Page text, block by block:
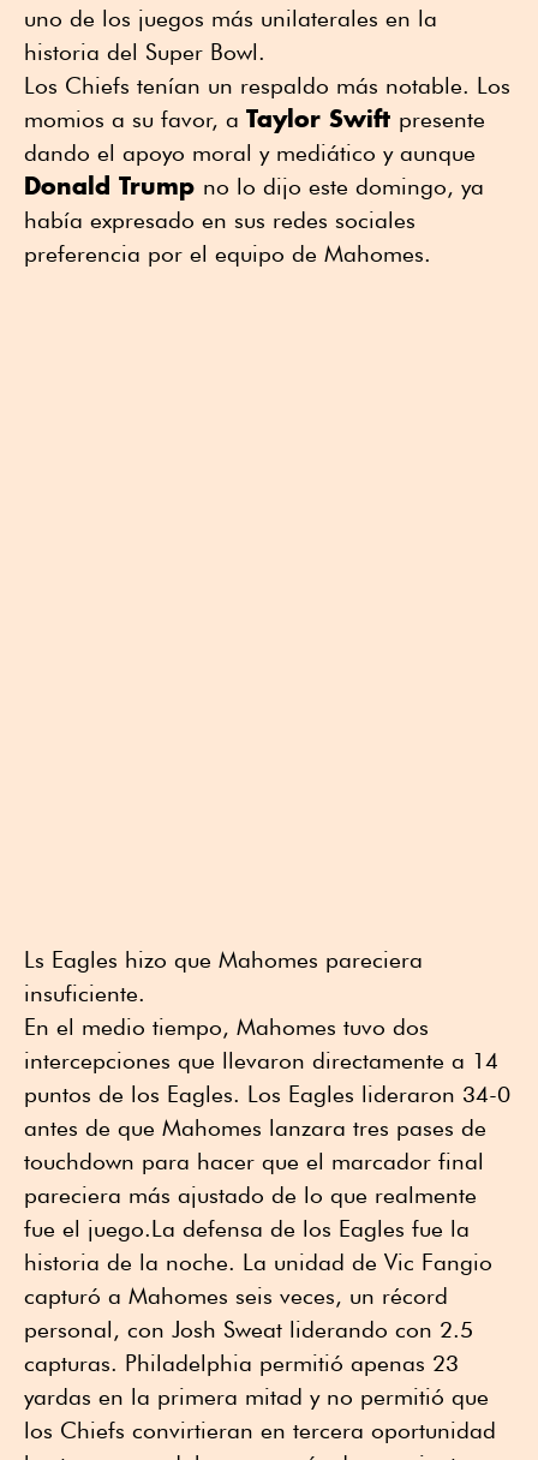
uno de los juegos más unilaterales en la
historia del Super Bowl.
Los Chiefs tenían un respaldo más notable. Los
momios a su favor, a Taylor Swift presente
dando el apoyo moral y mediático y aunque
Donald Trump no lo dijo este domingo, ya
había expresado en sus redes sociales
preferencia por el equipo de Mahomes.
Ls Eagles hizo que Mahomes pareciera
insuficiente.
En el medio tiempo, Mahomes tuvo dos
intercepciones que llevaron directamente a 14
puntos de los Eagles. Los Eagles lideraron 34-0
antes de que Mahomes lanzara tres pases de
touchdown para hacer que el marcador final
pareciera más ajustado de lo que realmente
fue el juego.La defensa de los Eagles fue la
historia de la noche. La unidad de Vic Fangio
capturó a Mahomes seis veces, un récord
personal, con Josh Sweat liderando con 2.5
capturas. Philadelphia permitió apenas 23
yardas en la primera mitad y no permitió que
los Chiefs convirtieran en tercera oportunidad